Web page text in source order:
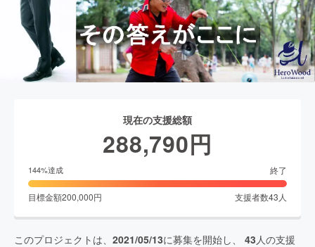
現在の支援総額
288,790円
144%達成 終了
目標金額200,000円 支援者数43 人
このプロジェクトは、 2021/05/13に募集を開始し、 43 人の支援